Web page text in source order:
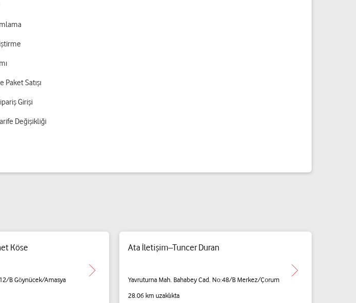
Paket Satışı
Girişi
Değişikliği
Köse
B Göynücek/Amasya
Ata İletişim–Tuncer Duran
Yavruturna Mah. Bahabey Cad. No:48/B Merkez/Çorum
28.06 km uzaklıkta